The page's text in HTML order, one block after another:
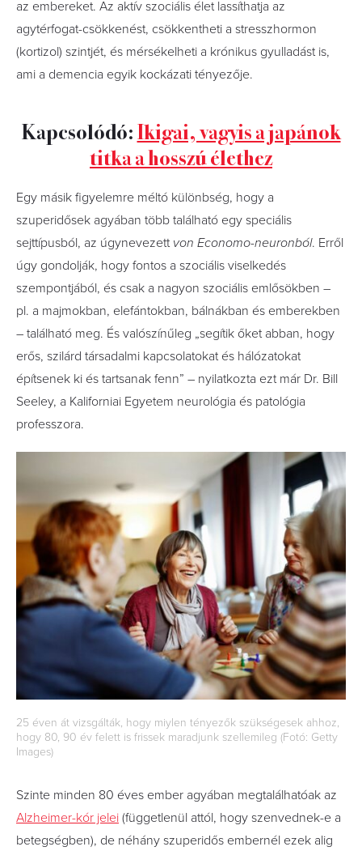
az embereket. Az aktív szociális élet lassíthatja az
agytérfogat-csökkenést, csökkentheti a stresszhormon
(kortizol) szintjét, és mérsékelheti a krónikus gyulladást is,
ami a demencia egyik kockázati tényezője.
Kapcsolódó:Ikigai, vagyis a japánok
titka a hosszú élethez
Egy másik figyelemre méltó különbség, hogy a
szuperidősek agyában több található egy speciális
sejttípusból, az úgynevezett von Economo-neuronból. Erről
úgy gondolják, hogy fontos a szociális viselkedés
szempontjából, és csak a nagyon szociális emlősökben –
pl. a majmokban, elefántokban, bálnákban és emberekben
– található meg. És valószínűleg „segítik őket abban, hogy
erős, szilárd társadalmi kapcsolatokat és hálózatokat
építsenek ki és tartsanak fenn” – nyilatkozta ezt már Dr. Bill
Seeley, a Kaliforniai Egyetem neurológia és patológia
professzora.
25 éven át vizsgálták, hogy miylen tényezők szükségesek ahhoz,
hogy 80, 90 év felett is frissek maradjunk szellemileg (Fotó: Getty
Images)
Szinte minden 80 éves ember agyában megtalálhatóak az
Alzheimer-kór jelei (függetlenül attól, hogy szenvednek-e a
betegségben), de néhány szuperidős embernél ezek alig